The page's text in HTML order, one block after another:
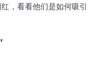
，看看他们是如何吸引